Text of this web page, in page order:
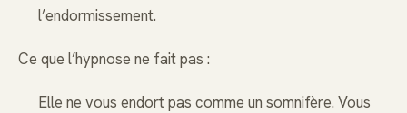
l’endormissement.
Ce que l’hypnose ne fait pas :
Elle ne vous endort pas comme un somnifère. Vous